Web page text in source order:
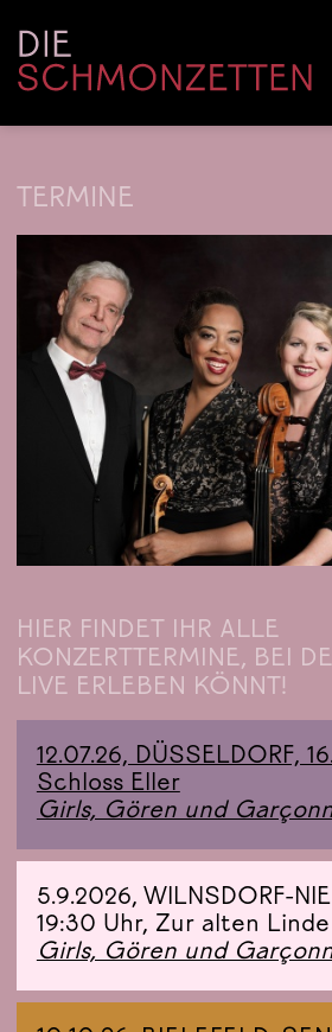
TERMINE
HIER FINDET IHR ALLE
KONZERTTERMINE, BEI
LIVE ERLEBEN KÖNNT!
12.07.26, DÜSSELDORF,
Schloss Eller
Girls, Gören und
5.9.2026, WILNSDORF-
19:30 Uhr, Zur alten Linde
Girls, Gören und